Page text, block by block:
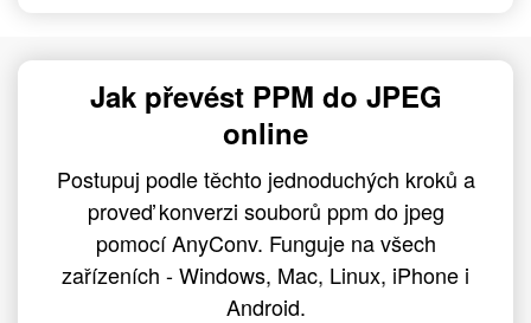
Jak převést PPM do JPEG
online
Postupuj podle těchto jednoduchých kroků a
proveď konverzi souborů ppm do jpeg
pomocí AnyConv. Funguje na všech
zařízeních - Windows, Mac, Linux, iPhone i
Android.